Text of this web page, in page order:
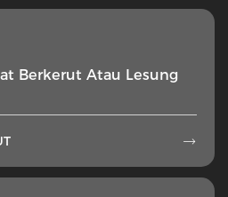
Berkerut Atau Lesung
